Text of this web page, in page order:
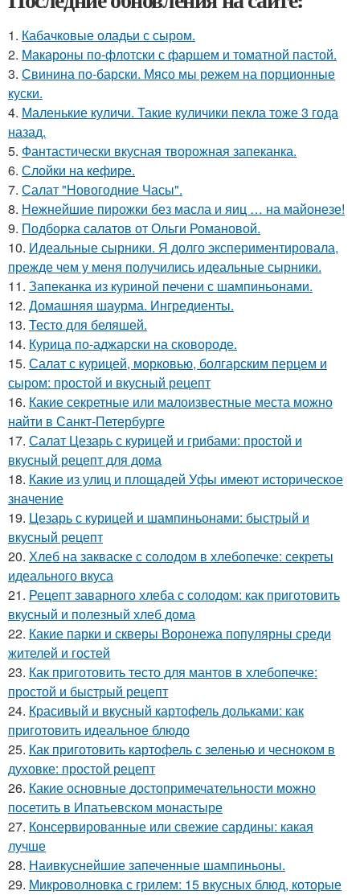
1. Кабачковые оладьи с сыром.
2. Макароны по-флотски с фаршем и томатной пастой.
3. Свинина по-барски. Мясо мы режем на порционные
куски.
4. Маленькие куличи. Такие куличики пекла тоже 3 года
назад.
5. Фантастически вкусная творожная запеканка.
6. Слойки на кефире.
7. Салат "Новогодние Часы".
8. Нежнейшие пирожки без масла и яиц … на майонезе!
9. Подборка салатов от Ольги Романовой.
10. Идеальные сырники. Я долго экспериментировала,
прежде чем у меня получились идеальные сырники.
11. Запеканка из куриной печени с шампиньонами.
12. Домашняя шаурма. Ингредиенты.
13. Тесто для беляшей.
14. Курица по-аджарски на сковороде.
15. Салат с курицей, морковью, болгарским перцем и
сыром: простой и вкусный рецепт
16. Какие секретные или малоизвестные места можно
найти в Санкт-Петербурге
17. Салат Цезарь с курицей и грибами: простой и
вкусный рецепт для дома
18. Какие из улиц и площадей Уфы имеют историческое
значение
19. Цезарь с курицей и шампиньонами: быстрый и
вкусный рецепт
20. Хлеб на закваске с солодом в хлебопечке: секреты
идеального вкуса
21. Рецепт заварного хлеба с солодом: как приготовить
вкусный и полезный хлеб дома
22. Какие парки и скверы Воронежа популярны среди
жителей и гостей
23. Как приготовить тесто для мантов в хлебопечке:
простой и быстрый рецепт
24. Красивый и вкусный картофель дольками: как
приготовить идеальное блюдо
25. Как приготовить картофель с зеленью и чесноком в
духовке: простой рецепт
26. Какие основные достопримечательности можно
посетить в Ипатьевском монастыре
27. Консервированные или свежие сардины: какая
лучше
28. Наивкуснейшие запеченные шампиньоны.
29. Микроволновка с грилем: 15 вкусных блюд, которые